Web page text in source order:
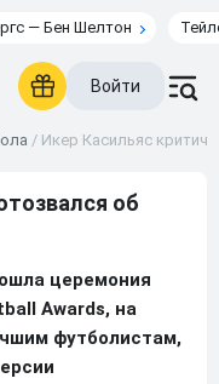
— Бен Шелтон
Войти
/ Икер Касильяс
об
церемония
Awards, на
футболистам,